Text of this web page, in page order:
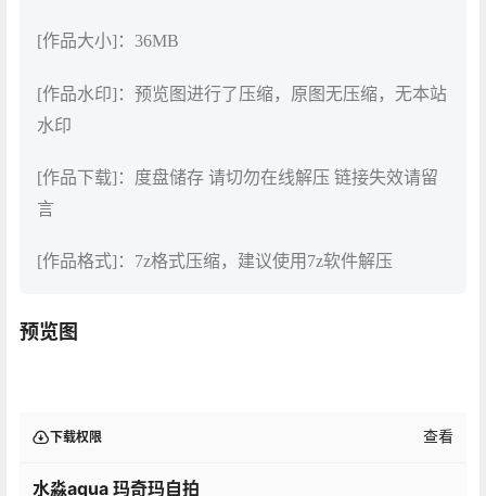
[作品大小]：36MB
[作品水印]：预览图进行了压缩，原图无压缩，无本站
水印
[作品下载]：度盘储存 请切勿在线解压 链接失效请留
言
[作品格式]：7z格式压缩，建议使用7z软件解压
预览图
下载权限 查看
水淼aqua 玛奇玛自拍